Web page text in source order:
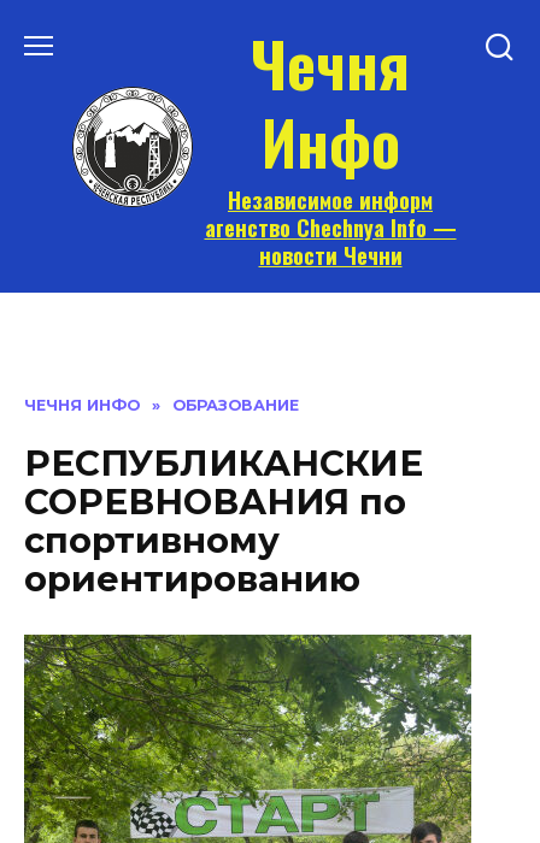
Чечня
Инфо
Независимое информ
агенство Chechnya Info —
новости Чечни
ЧЕЧНЯ ИНФО » ОБРАЗОВАНИЕ
РЕСПУБЛИКАНСКИЕ
СОРЕВНОВАНИЯ по
спортивному
ориентированию